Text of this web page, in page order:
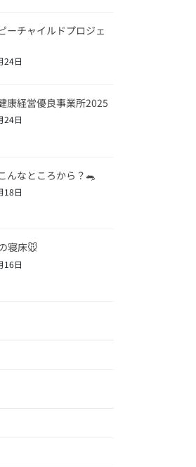
ーチャイルドプロジェ
24日
康経営優良事業所2025
24日
んなところから？🐀
18日
寝床🐭
16日